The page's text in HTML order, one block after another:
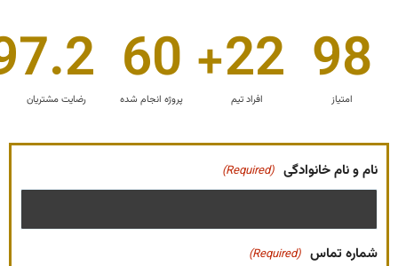
امتیاز
98 افراد تیم
22
+ پروژه انجام شده
60 رضایت مشتریان
97.2
نام و نام خانوادگی (Required)
شماره تماس (Required)